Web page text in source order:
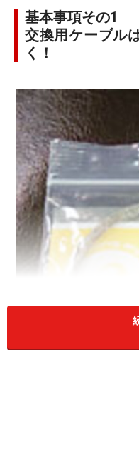
基本事項その1
交換用ケーブル
く！